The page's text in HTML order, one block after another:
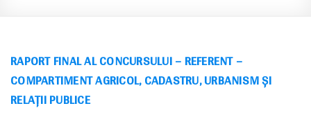
RAPORT FINAL AL CONCURSULUI – REFERENT –
COMPARTIMENT AGRICOL, CADASTRU, URBANISM ȘI
RELAȚII PUBLICE